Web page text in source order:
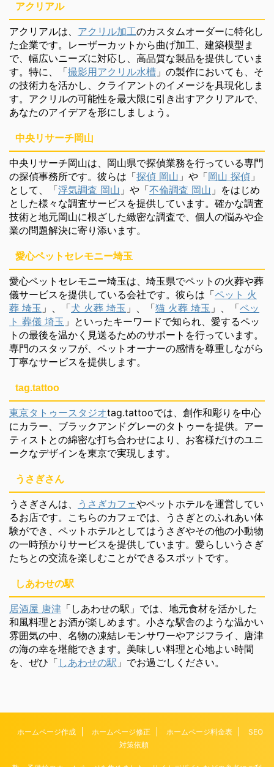
アクリアル
アクリアルは、 アクリル加工のカスタムオーダーに特化し
た企業です。レーザーカットから曲げ加工、建築模型ま
で、幅広いニーズに対応し、高品質な製品を提供していま
す。特に、「撮影用アクリル水槽 」の製作においても、そ
の技術力を活かし、クライアントのイメージを具現化しま
す。アクリルの可能性を最大限に引き出すアクリアルで、
あなたのアイデアを形にしましょう。
中央リサーチ岡山
中央リサーチ岡山は、岡山県で探偵業務を行っている専門
の探偵事務所です。彼らは「探偵 岡山 」や「岡山 探偵 」
として、「浮気調査 岡山 」や「不倫調査 岡山 」をはじめ
とした様々な調査サービスを提供しています。確かな調査
技術と地元岡山に根ざした緻密な調査で、個人の悩みや企
業の問題解決に寄り添います。
愛心ペットセレモニー埼玉
愛心ペットセレモニー埼玉は、埼玉県でペットの火葬や葬
儀サービスを提供している会社です。彼らは「ペット 火
葬 埼玉 」、「犬 火葬 埼玉 」、「猫 火葬 埼玉 」、「ペッ
ト 葬儀 埼玉 」といったキーワードで知られ、愛するペッ
トの最後を温かく見送るためのサポートを行っています。
専門のスタッフが、ペットオーナーの感情を尊重しながら
丁寧なサービスを提供します。
tag.tattoo
東京タトゥースタジオtag.tattooでは、創作和彫りを中心
にカラー、ブラックアンドグレーのタトゥーを提供。アー
ティストとの綿密な打ち合わせにより、お客様だけのユニ
ークなデザインを東京で実現します。
うさぎさん
うさぎさんは、 うさぎカフェやペットホテルを運営してい
るお店です。こちらのカフェでは、うさぎとのふれあい体
験ができ、ペットホテルとしてはうさぎやその他の小動物
の一時預かりサービスを提供しています。愛らしいうさぎ
たちとの交流を楽しむことができるスポットです。
しあわせの駅
居酒屋 唐津 「しあわせの駅」では、地元食材を活かした
和風料理とお酒が楽しめます。小さな駅舎のような温かい
雰囲気の中、名物の凍結レモンサワーやアジフライ、唐津
の海の幸を堪能できます。美味しい料理と心地よい時間
を、ぜひ「 しあわせの駅 」でお過ごしください。
ホームページ作成 ホームページ修正 ホームページ料金表
SEO
対策依頼